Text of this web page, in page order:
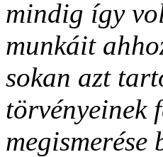
mindig így
munkáit
sokan azt
törvényeinek
megismerése